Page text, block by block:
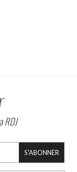
RDJ
S'ABONNER